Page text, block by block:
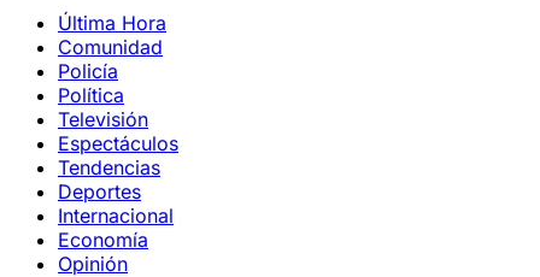
Última Hora
Comunidad
Policía
Política
Televisión
Espectáculos
Tendencias
Deportes
Internacional
Economía
Opinión